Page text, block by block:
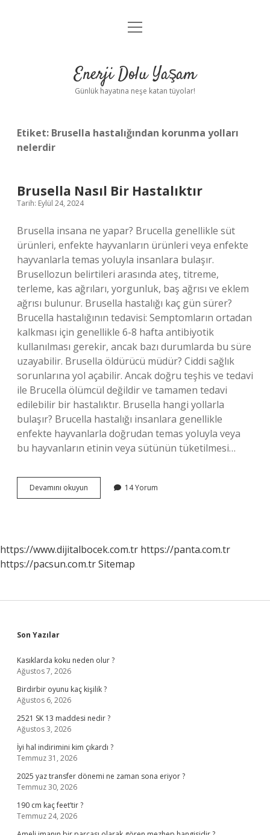
Anasayfa
Yasal Uyarı
menüyü
Enerji Dolu Yaşam
Günlük hayatına neşe katan tüyolar!
Etiket: Brusella hastalığından korunma yolları
nelerdir
Brusella Nasıl Bir Hastalıktır
Tarih: Eylül 24, 2024
Brusella insana ne yapar? Brucella genellikle süt
ürünleri, enfekte hayvanların ürünleri veya enfekte
hayvanlarla temas yoluyla insanlara bulaşır.
Brusellozun belirtileri arasında ateş, titreme,
terleme, kas ağrıları, yorgunluk, baş ağrısı ve eklem
ağrısı bulunur. Brusella hastalığı kaç gün sürer?
Brucella hastalığının tedavisi: Semptomların ortadan
kalkması için genellikle 6-8 hafta antibiyotik
kullanılması gerekir, ancak bazı durumlarda bu süre
uzayabilir. Brusella öldürücü müdür? Ciddi sağlık
sorunlarına yol açabilir. Ancak doğru teşhis ve tedavi
ile Brucella ölümcül değildir ve tamamen tedavi
edilebilir bir hastalıktır. Brusella hangi yollarla
bulaşır? Brucella hastalığı insanlara genellikle
enfekte hayvanlarla doğrudan temas yoluyla veya
bu hayvanların etinin veya sütünün tüketilmesi…
Devamını okuyun Brusella
Nasıl
14 Yorum
https://www.dijitalbocek.com.tr https://panta.com.tr
https://pacsun.com.trSitemap
Sidebar
Son Yazılar
Kasıklarda koku neden olur ?
Ağustos 7, 2026
Birdirbir oyunu kaç kişilik ?
Ağustos 6, 2026
2521 SK 13 maddesi nedir ?
Ağustos 3, 2026
İyi hal indirimini kim çıkardı ?
Temmuz 31, 2026
2025 yaz transfer dönemi ne zaman sona eriyor ?
Temmuz 30, 2026
190 cm kaç feet’tir ?
Temmuz 24, 2026